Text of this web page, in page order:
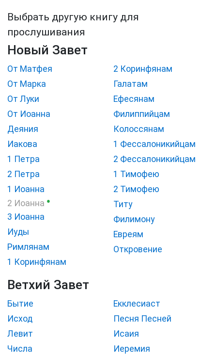
Выбрать другую книгу для
прослушивания
Новый Завет
От Матфея
От Марка
От Луки
От Иоанна
Деяния
Иакова
1 Петра
2 Петра
1 Иоанна
2 Иоанна ●
3 Иоанна
Иуды
Римлянам
1 Коринфянам
2 Коринфянам
Галатам
Ефесянам
Филиппийцам
Колоссянам
1 Фессалоникийцам
2 Фессалоникийцам
1 Тимофею
2 Тимофею
Титу
Филимону
Евреям
Откровение
Ветхий Завет
Бытие
Исход
Левит
Числа
Екклесиаст
Песня Песней
Исаия
Иеремия